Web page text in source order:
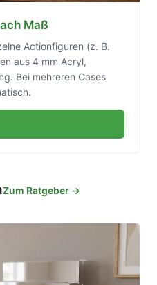
Maß
Actionfiguren (z. B.
aus 4 mm Acryl,
Bei mehreren Cases
Zum Ratgeber →